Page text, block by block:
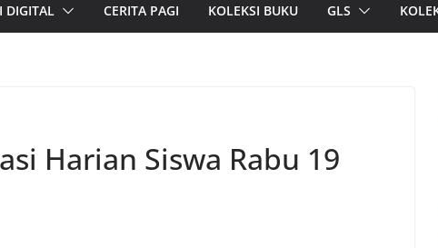
DIGITAL CERITA PAGI KOLEKSI BUKU GLS
Harian Siswa Rabu 19